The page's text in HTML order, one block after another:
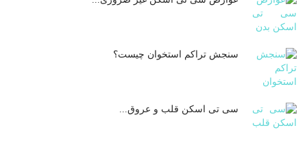
سنجش تراکم استخوان چیست؟
سی تی اسکن قلب و عروق...